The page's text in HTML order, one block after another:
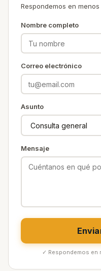
Respondemos en
Nombre completo
Correo electrónico
Asunto
Mensaje
✓ Respondemos en